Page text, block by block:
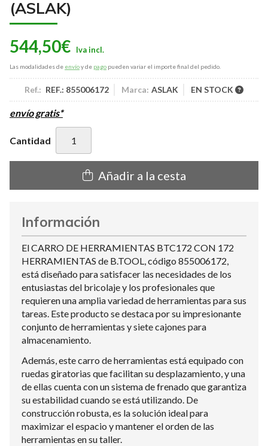
(ASLAK)
544,50€
Las modalidades de envíoy de pago pueden variar el importe final del pedido.
Ref.: REF.: 855006172 Marca: ASLAK EN STOCK
envío gratis*
Cantidad
Añadir a la cesta
Información
El CARRO DE HERRAMIENTAS BTC172 CON 172
HERRAMIENTAS de B.TOOL, código 855006172,
está diseñado para satisfacer las necesidades de los
entusiastas del bricolaje y los profesionales que
requieren una amplia variedad de herramientas para sus
tareas. Este producto se destaca por su impresionante
conjunto de herramientas y siete cajones para
almacenamiento.
Además, este carro de herramientas está equipado con
ruedas giratorias que facilitan su desplazamiento, y una
de ellas cuenta con un sistema de frenado que garantiza
su estabilidad cuando se está utilizando. De
construcción robusta, es la solución ideal para
maximizar el espacio y mantener el orden de las
herramientas en su taller.